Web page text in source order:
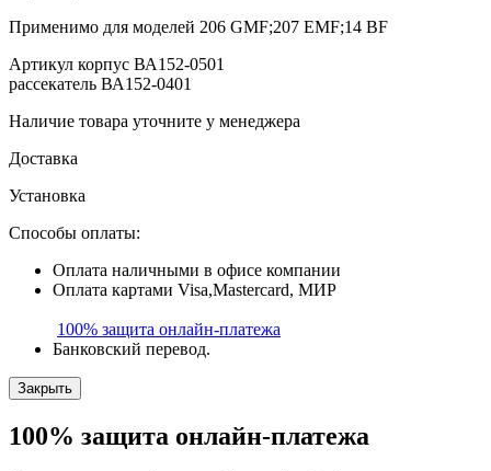
Применимо для моделей 206 GMF;207 EMF;14 BF
Артикул корпус ВА152-0501
рассекатель ВА152-0401
Наличие товара уточните у менеджера
Доставка
Установка
Способы оплаты:
Оплата наличными в офисе компании
Оплата картами Visa,Mastercard, МИР
100% защита онлайн-платежа
Банковский перевод.
Закрыть
100% защита онлайн-платежа